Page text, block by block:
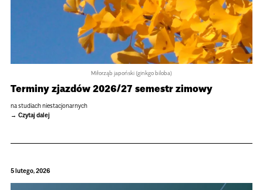
Miłorząb japoński (ginkgo biloba)
Ter­miny zjaz­dów 2026/27 semestr zimowy
na studiach niestacjonarnych
Czytaj dalej
5 lutego, 2026